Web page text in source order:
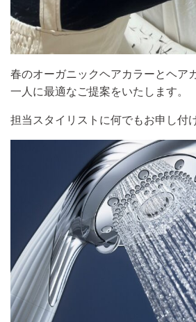
春のオーガニックヘアカラーとヘア
一人に最適なご提案をいたします。
担当スタイリストに何でもお申し付